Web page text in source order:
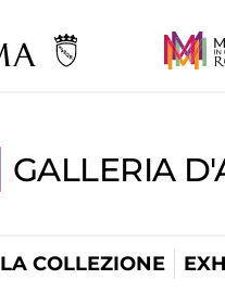
GALLERIA
LA COLLEZIONE